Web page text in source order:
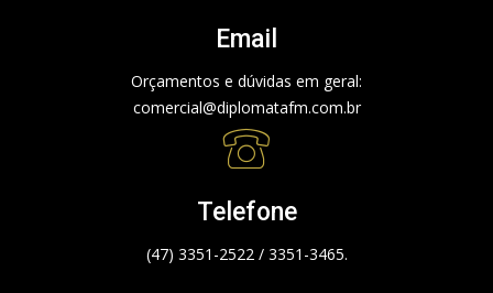
Email
Orçamentos e dúvidas em geral:
comercial@diplomatafm.com.br
Telefone
(47) 3351-2522 / 3351-3465.